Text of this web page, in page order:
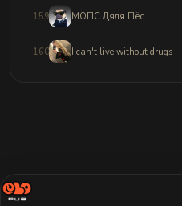
159 МОПС Дядя Пёс
160 I can't live without drugs